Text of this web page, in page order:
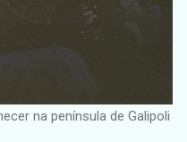
na península de Galipoli